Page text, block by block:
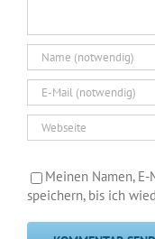
Meinen Namen,
speichern, bis ich